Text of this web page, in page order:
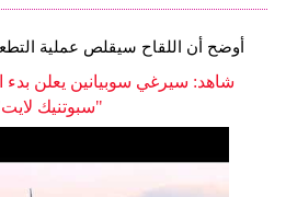
أوضح أن اللقاح سيقلص عملية
شاهد: سيرغي سوبيانين يعلن بدء
"سبوتنيك